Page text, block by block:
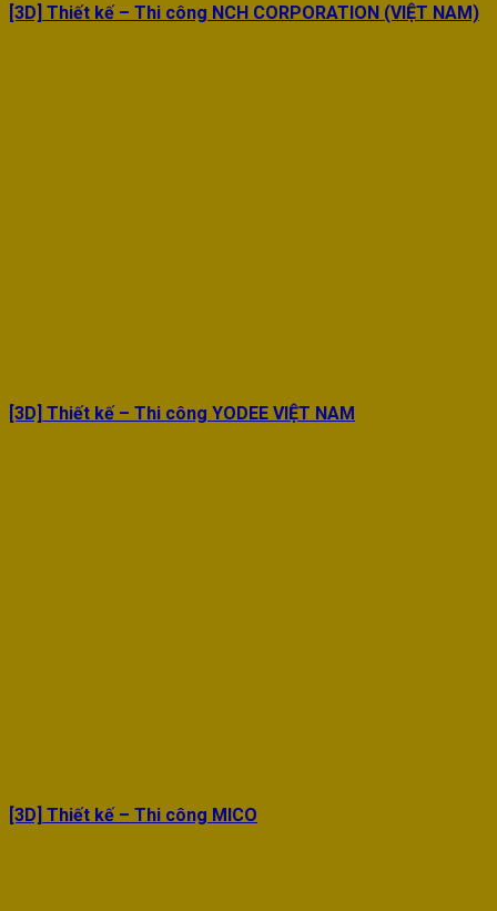
[3D] Thiết kế – Thi công NCH CORPORATION (VIỆT NAM)
[3D] Thiết kế – Thi công YODEE VIỆT NAM
[3D] Thiết kế – Thi công MICO